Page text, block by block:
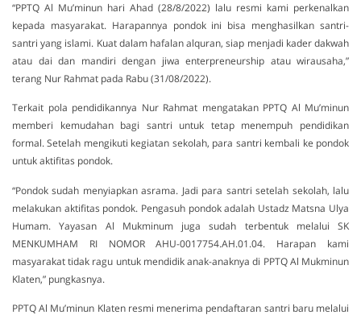
“PPTQ Al Mu’minun hari Ahad (28/8/2022) lalu resmi kami perkenalkan
kepada masyarakat. Harapannya pondok ini bisa menghasilkan santri-
santri yang islami. Kuat dalam hafalan alquran, siap menjadi kader dakwah
atau dai dan mandiri dengan jiwa enterpreneurship atau wirausaha,”
terang Nur Rahmat pada Rabu (31/08/2022).
Terkait pola pendidikannya Nur Rahmat mengatakan PPTQ Al Mu’minun
memberi kemudahan bagi santri untuk tetap menempuh pendidikan
formal. Setelah mengikuti kegiatan sekolah, para santri kembali ke pondok
untuk aktifitas pondok.
“Pondok sudah menyiapkan asrama. Jadi para santri setelah sekolah, lalu
melakukan aktifitas pondok. Pengasuh pondok adalah Ustadz Matsna Ulya
Humam. Yayasan Al Mukminum juga sudah terbentuk melalui SK
MENKUMHAM RI NOMOR AHU-0017754.AH.01.04. Harapan kami
masyarakat tidak ragu untuk mendidik anak-anaknya di PPTQ Al Mukminun
Klaten,” pungkasnya.
PPTQ Al Mu’minun Klaten resmi menerima pendaftaran santri baru melalui